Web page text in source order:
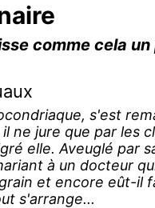
comme cela
s'est
ne jure que par les
elle. Aveuglé par
à un docteur
et encore eût-il
s'arrange...